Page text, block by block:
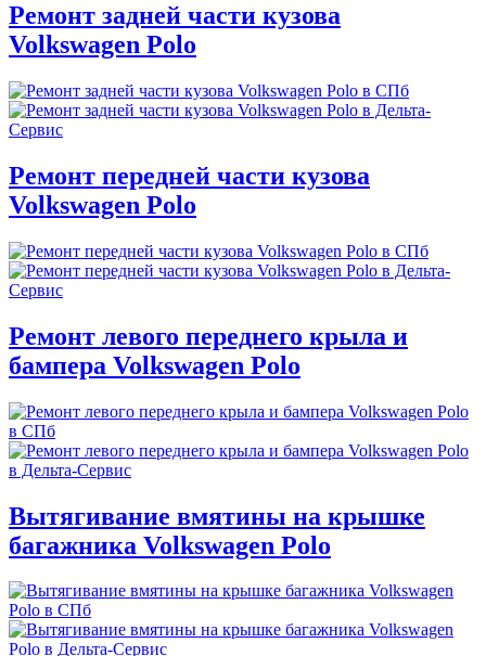
Ремонт задней части кузова
Volkswagen Polo
Ремонт передней части кузова
Volkswagen Polo
Ремонт левого переднего крыла и
бампера Volkswagen Polo
Вытягивание вмятины на крышке
багажника Volkswagen Polo